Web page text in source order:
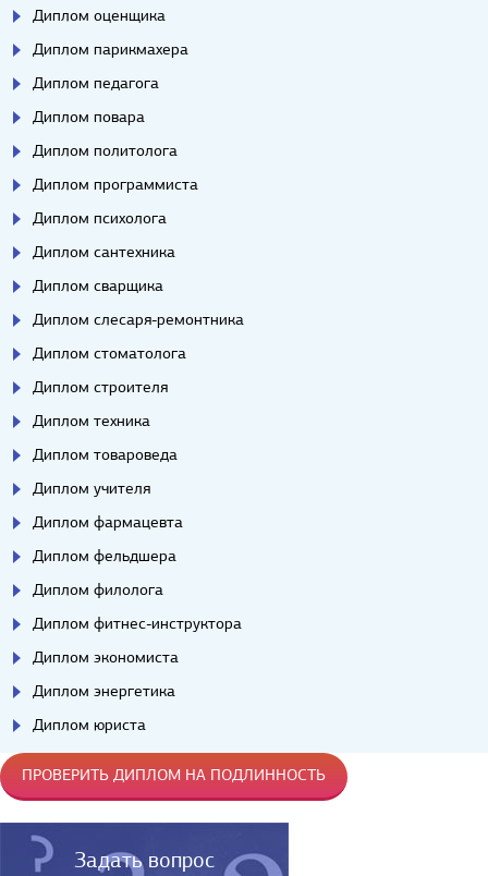
Диплом оценщика
Диплом парикмахера
Диплом педагога
Диплом повара
Диплом политолога
Диплом программиста
Диплом психолога
Диплом сантехника
Диплом сварщика
Диплом слесаря-ремонтника
Диплом стоматолога
Диплом строителя
Диплом техника
Диплом товароведа
Диплом учителя
Диплом фармацевта
Диплом фельдшера
Диплом филолога
Диплом фитнес-инструктора
Диплом экономиста
Диплом энергетика
Диплом юриста
ПРОВЕРИТЬ ДИПЛОМ НА ПОДЛИННОСТЬ
Задать вопрос